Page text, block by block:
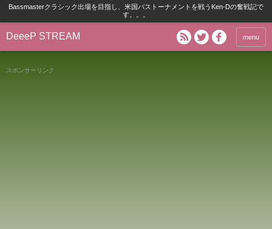
Bassmasterクラシック出場を目指し、米国バストーナメントを戦うKen-Dの奮戦記で
す。。。
DeeeP STREAM menu
スポンサーリンク